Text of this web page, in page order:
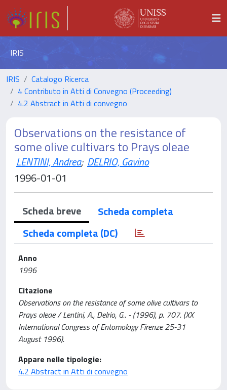
IRIS
IRIS
Catalogo Ricerca
4 Contributo in Atti di Convegno (Proceeding)
4.2 Abstract in Atti di convegno
Observations on the resistance of
some olive cultivars to Prays oleae
LENTINI, Andrea; DELRIO, Gavino
1996-01-01
Scheda breve
Scheda completa
Scheda completa (DC)
Anno
1996
Citazione
Observations on the resistance of some olive cultivars to
Prays oleae / Lentini, A., Delrio, G.. - (1996), p. 707. (XX
International Congress of Entomology Firenze 25-31
August 1996).
Appare nelle tipologie:
4.2 Abstract in Atti di convegno